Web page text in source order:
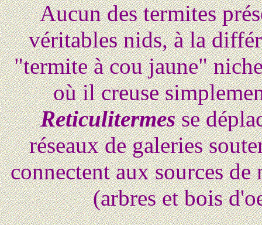
Aucun des termites
véritables nids, à la
"termite à cou jaune"
où il creuse
Reticulitermesse
réseaux de galeries
connectent aux sources
(arbres et bois